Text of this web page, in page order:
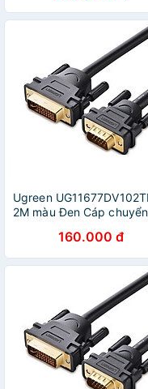
Ugreen
2M màu Đen Cáp
HÀNG CHÍNH HÃNG
160.000 đ